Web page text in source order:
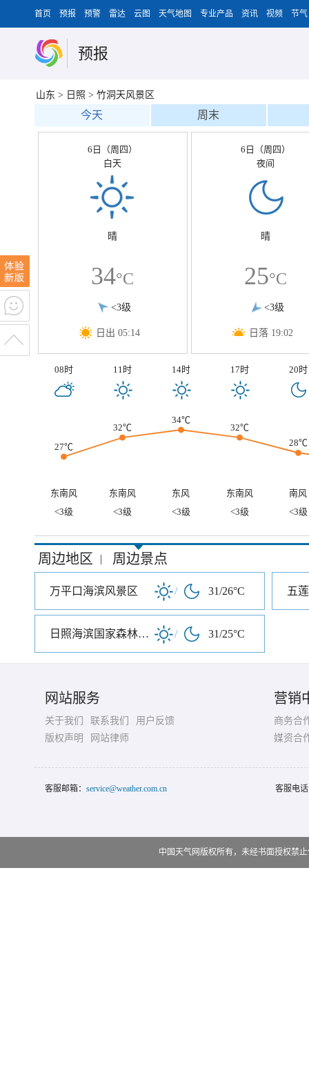
首页 预报 预警 雷达 云图 天气地图 专业产品 资讯 视频 节气
预报
山东 > 日照 > 竹洞天风景区
今天 周末
6日（周四）
白天
晴
34°C
<3级
日出 05:14
6日（周四）
夜间
晴
25°C
<3级
日落 19:02
08时 11时 14时 17时 20时
27℃
32℃
34℃
32℃
28℃
东南风 东南风 东风 东南风
南风
<3级
<3级 <3级 <3级 <3级
周边地区 | 周边景点
万平口海滨风景区 / 31/26°C 五
日照海滨国家森林公园 / 31/25°C
网站服务
关于我们 联系我们
用户反馈
版权声明
网站律师
营销
商务合
媒资合
客服邮箱： service@weather.com.cn 客服电
中国天气网版权所有，未经书面授权